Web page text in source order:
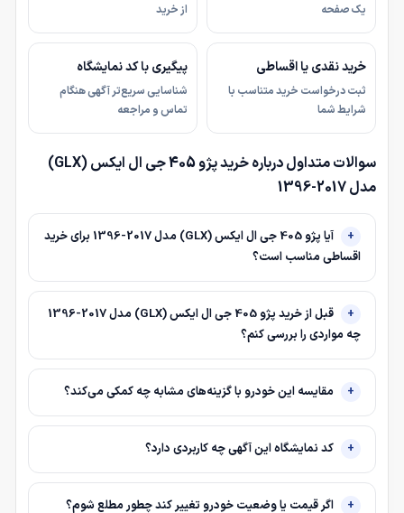
یک صفحه
از خرید
خرید نقدی یا اقساطی
ثبت درخواست خرید متناسب با
شرایط شما
پیگیری با کد نمایشگاه
شناسایی سریع‌تر آگهی هنگام
تماس و مراجعه
سوالات متداول درباره خرید پژو 405 جی ال ایکس (GLX)
مدل 2017-1396
آیا پژو 405 جی ال ایکس (GLX) مدل 2017-1396 برای خرید
اقساطی مناسب است؟
قبل از خرید پژو 405 جی ال ایکس (GLX) مدل 2017-1396
چه مواردی را بررسی کنم؟
مقایسه این خودرو با گزینه‌های مشابه چه کمکی می‌کند؟
کد نمایشگاه این آگهی چه کاربردی دارد؟
اگر قیمت یا وضعیت خودرو تغییر کند چطور مطلع شوم؟